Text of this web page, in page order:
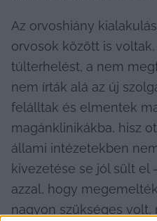
Az orvoshiány
orvosok között is
túlterhelést, a nem
nem írták alá az új
felálltak és elmentek
magánklinikákba, hisz
állami intézetekben
kivezetése se jól sült el
azzal, hogy
nagyon szükséges